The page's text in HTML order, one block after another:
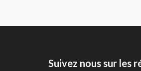
Suivez nous sur les